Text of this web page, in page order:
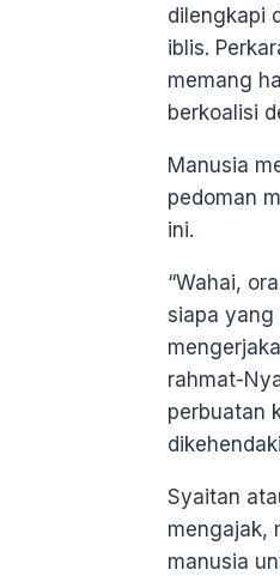
dilengkapi
iblis.
memang
berkoalisi
Manusia
pedoman
ini.
“Wahai,
siapa
rahmat-
perbuatan
Syaitan
mengajak,
manusia